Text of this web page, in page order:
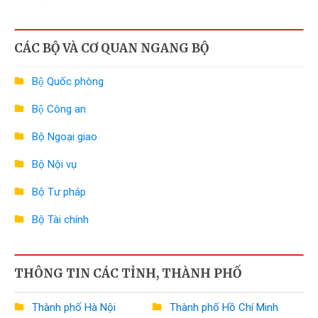
CÁC BỘ VÀ CƠ QUAN NGANG BỘ
Bộ Quốc phòng
Bộ Công an
Bộ Ngoại giao
Bộ Nội vụ
Bộ Tư pháp
Bộ Tài chính
Bộ Nông nghiệp và Môi trường
Bộ Xây dựng
THÔNG TIN CÁC TỈNH, THÀNH PHỐ
Thành phố Hà Nội
Thành phố Hồ Chí Minh